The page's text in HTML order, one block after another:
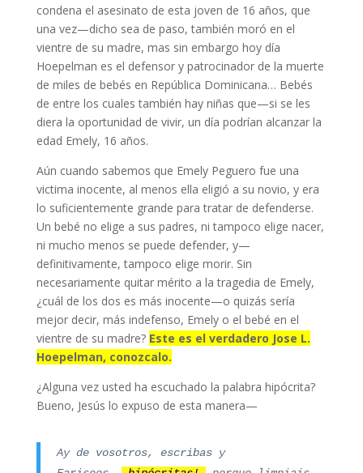
condena el asesinato de esta joven de 16 años, que
una vez—dicho sea de paso, también moró en el
vientre de su madre, mas sin embargo hoy día
Hoepelman es el defensor y patrocinador de la muerte
de miles de bebés en República Dominicana… Bebés
de entre los cuales también hay niñas que—si se les
diera la oportunidad de vivir, un día podrían alcanzar la
edad Emely, 16 años.
Aún cuando sabemos que Emely Peguero fue una
victima inocente, al menos ella eligió a su novio, y era
lo suficientemente grande para tratar de defenderse.
Un bebé no elige a sus padres, ni tampoco elige nacer,
ni mucho menos se puede defender, y—
definitivamente, tampoco elige morir. Sin
necesariamente quitar mérito a la tragedia de Emely,
¿cuál de los dos es más inocente—o quizás sería
mejor decir, más indefenso, Emely o el bebé en el
vientre de su madre? Este es el verdadero Jose L.
Hoepelman, conozcalo.
¿Alguna vez usted ha escuchado la palabra hipócrita?
Bueno, Jesús lo expuso de esta manera—
Ay de vosotros, escribas y